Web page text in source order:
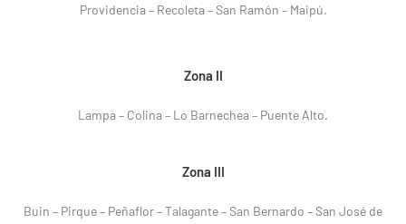
Providencia – Recoleta – San Ramón – Maipú.
Zona II
Lampa – Colina – Lo Barnechea – Puente Alto.
Zona III
Buin – Pirque – Peñaflor – Talagante – San Bernardo – San José de